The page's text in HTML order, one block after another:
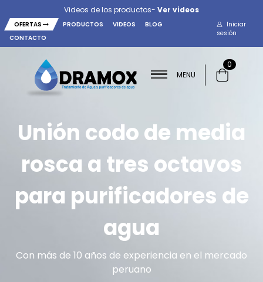
Videos de los productos- Ver videos
OFERTAS PRODUCTOS VIDEOS
BLOG
CONTACTO
Iniciar
sesión
MENU
0
Unión codo de media
rosca a tres octavos
para purificadores de
agua
Con más de 10 años de experiencia en el mercado
peruano